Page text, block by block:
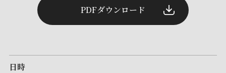
PDFダウンロード
日時